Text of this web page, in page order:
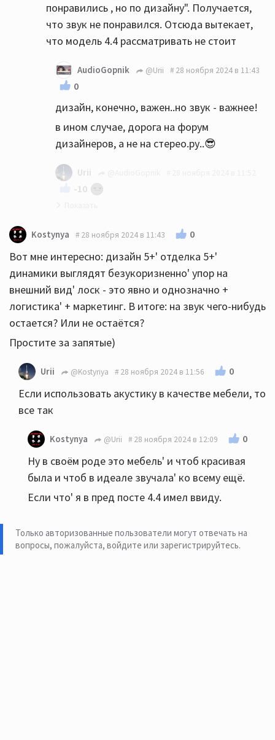
понравились , но по дизайну". Получается,
что звук не понравился. Отсюда вытекает,
что модель 4.4 рассматривать не стоит
AudioGopnik @Urii 28 ноября 2024 в 11:43
0
дизайн, конечно, важен..но звук - важнее!
в ином случае, дорога на форум
дизайнеров, а не на стерео.ру..😎
Urii
-10
Kostynya 28 ноября 2024 в 11:43 0
Вот мне интересно: дизайн 5+' отделка 5+'
динамики выглядят безукоризненно' упор на
внешний вид' лоск - это явно и однозначно +
логистика' + маркетинг. В итоге: на звук чего-нибудь
остается? Или не остаётся?
Простите за запятые)
Urii @Kostynya 28 ноября 2024 в 11:56 0
Если использовать акустику в качестве мебели, то
все так
Kostynya @Urii 28 ноября 2024 в 12:09 0
Ну в своём роде это мебель' и чтоб красивая
была и чтоб в идеале звучала' ко всему ещё.
Если что' я в пред посте 4.4 имел ввиду.
Только авторизованные пользователи могут отвечать на
вопросы, пожалуйста, войдите или зарегистрируйтесь.